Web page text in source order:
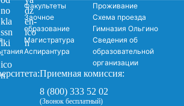
Факультеты
Заочное
образование
Магистратура
Аспирантура
Проживание
Схема проезда
Гимназия Ольгино
Сведения об
образовательной
организации
Приемная комиссия:
8 (800) 333 52 02
(Звонок бесплатный)